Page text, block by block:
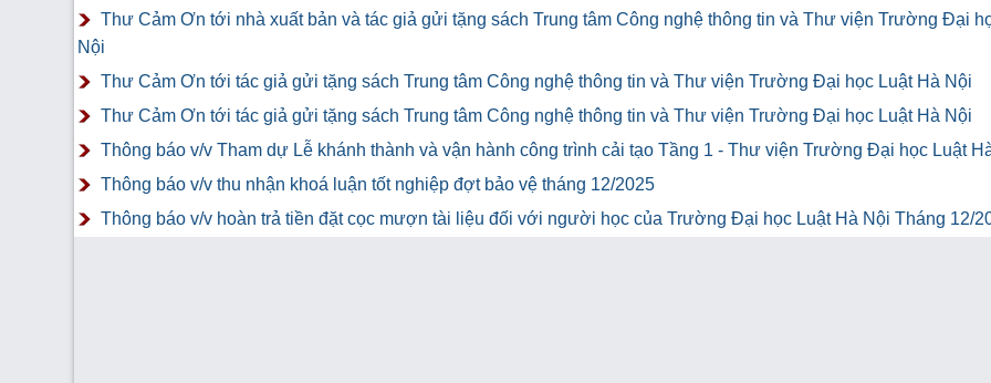
Thư Cảm Ơn tới nhà xuất bản và tác giả gửi tặng sách Trung tâm Công nghệ thông tin và Thư viện Trường Đại
Nội
Thư Cảm Ơn tới tác giả gửi tặng sách Trung tâm Công nghệ thông tin và Thư viện Trường Đại học Luật Hà Nội
Thư Cảm Ơn tới tác giả gửi tặng sách Trung tâm Công nghệ thông tin và Thư viện Trường Đại học Luật Hà Nội
Thông báo v/v Tham dự Lễ khánh thành và vận hành công trình cải tạo Tầng 1 - Thư viện Trường Đại học Luật
Thông báo v/v thu nhận khoá luận tốt nghiệp đợt bảo vệ tháng 12/2025
Thông báo v/v hoàn trả tiền đặt cọc mượn tài liệu đối với người học của Trường Đại học Luật Hà Nội Tháng 12/